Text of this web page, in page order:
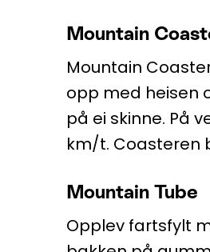
Mountain
Mountain
opp med heisen
på ei skinne. På
km/t. Coasteren
Mountain Tube
Opplev fartsfylt